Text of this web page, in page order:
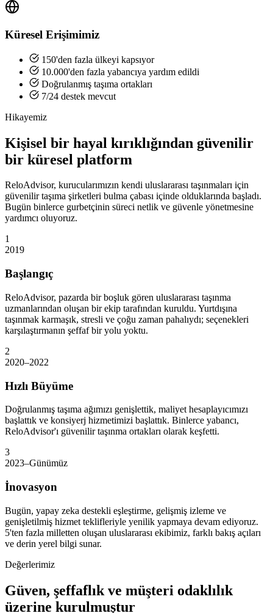
Küresel Erişimimiz
150'den fazla ülkeyi kapsıyor
10.000'den fazla yabancıya yardım edildi
Doğrulanmış taşıma ortakları
7/24 destek mevcut
Hikayemiz
Kişisel bir hayal kırıklığından güvenilir
bir küresel platform
ReloAdvisor, kurucularımızın kendi uluslararası taşınmaları için
güvenilir taşıma şirketleri bulma çabası içinde olduklarında başladı.
Bugün binlerce gurbetçinin süreci netlik ve güvenle yönetmesine
yardımcı oluyoruz.
1
2019
Başlangıç
ReloAdvisor, pazarda bir boşluk gören uluslararası taşınma
uzmanlarından oluşan bir ekip tarafından kuruldu. Yurtdışına
taşınmak karmaşık, stresli ve çoğu zaman pahalıydı; seçenekleri
karşılaştırmanın şeffaf bir yolu yoktu.
2
2020–2022
Hızlı Büyüme
Doğrulanmış taşıma ağımızı genişlettik, maliyet hesaplayıcımızı
başlattık ve konsiyerj hizmetimizi başlattık. Binlerce yabancı,
ReloAdvisor'ı güvenilir taşınma ortakları olarak keşfetti.
3
2023–Günümüz
İnovasyon
Bugün, yapay zeka destekli eşleştirme, gelişmiş izleme ve
genişletilmiş hizmet teklifleriyle yenilik yapmaya devam ediyoruz.
5'ten fazla milletten oluşan uluslararası ekibimiz, farklı bakış açıları
ve derin yerel bilgi sunar.
Değerlerimiz
Güven, şeffaflık ve müşteri odaklılık
üzerine kurulmuştur